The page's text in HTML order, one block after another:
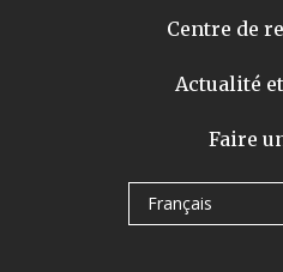
Centre de
Actualité
Faire
Français